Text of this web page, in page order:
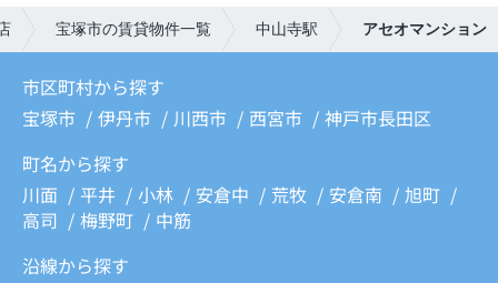
宝塚市の賃貸物件一覧 中山寺駅 アセオマンション
市区町村から探す
宝塚市
伊丹市 川西市 西宮市
神戸市長田区
町名から探す
川面
平井 小林 安倉中 荒牧 安倉南
旭町
高司
梅野町
中筋
沿線から探す